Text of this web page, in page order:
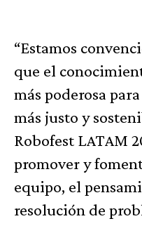
“Estamos
que el
más poderosa
más justo y
Robofest LATAM
promover y
equipo, el
resolución de